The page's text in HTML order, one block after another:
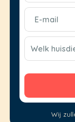
E-
mail
(Vereist)
CAPTCHA
Welk
Wij